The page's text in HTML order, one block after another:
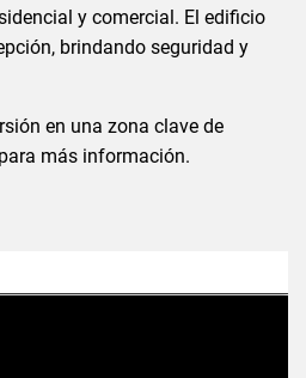
y comercial. El edificio
brindando seguridad y
en una zona clave de
más información.